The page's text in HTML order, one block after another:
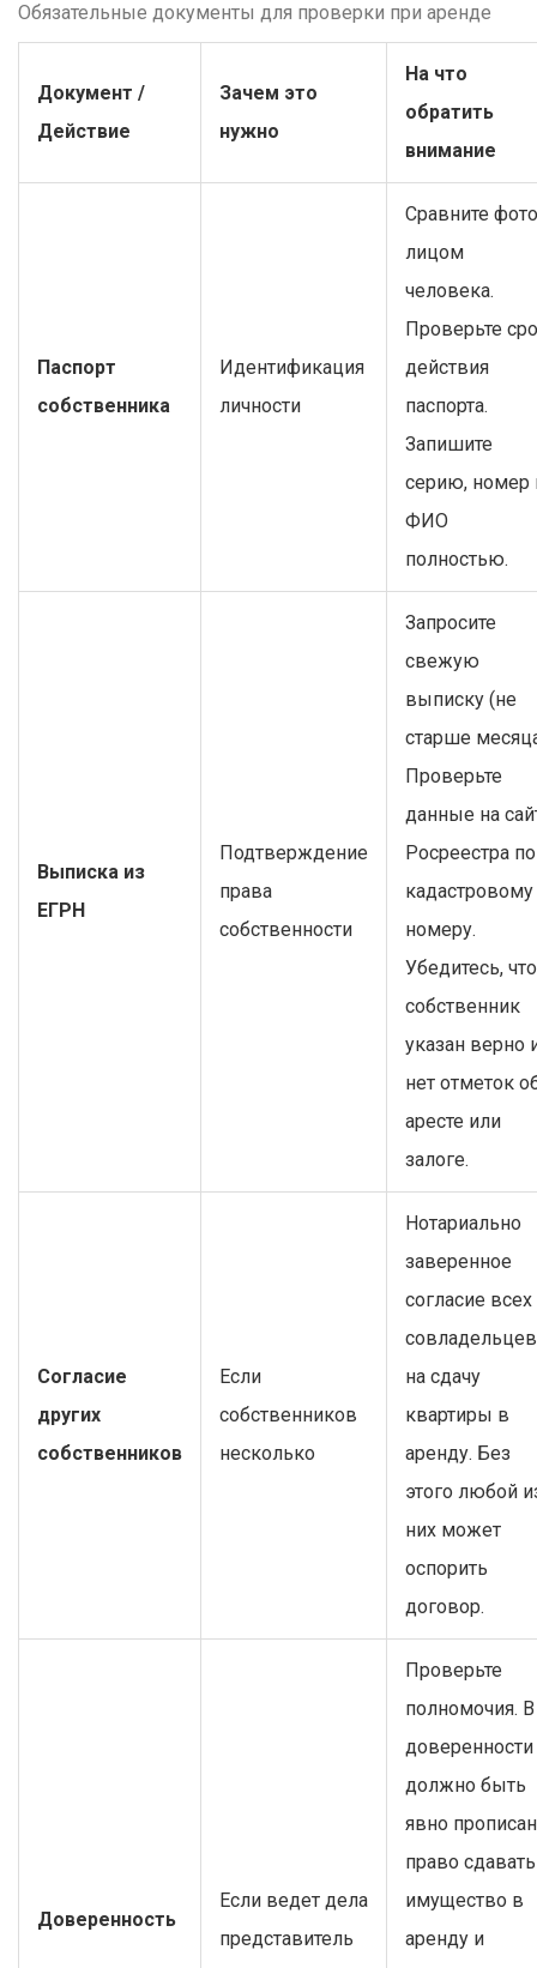
Обязательные документы для проверки при аренде
Документ /
Действие
Зачем это
нужно
На что
обратить
внимание
Паспорт
собственника
Идентификация
личности
Сравните
лицом
человека.
Проверьте
действия
паспорта.
Запишите
серию, номер
ФИО
полностью.
Выписка из
ЕГРН
Подтверждение
права
собственности
Запросите
свежую
выписку (не
старше
Проверьте
данные на
Росреестра по
кадастровому
номеру.
Убедитесь, что
собственник
указан верно
нет отметок
аресте или
залоге.
Согласие
других
собственников
Если
собственников
несколько
Нотариально
заверенное
согласие всех
совладельцев
на сдачу
квартиры в
аренду. Без
этого любой
них может
оспорить
договор.
Доверенность
Если ведет дела
представитель
Проверьте
полномочия. В
доверенности
должно быть
явно
право сдавать
имущество в
аренду и